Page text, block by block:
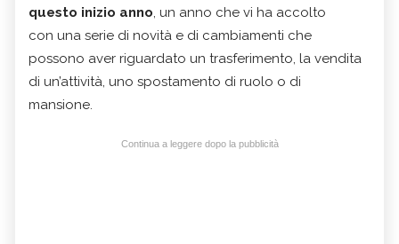
questo inizio anno, un anno che vi ha accolto
con una serie di novità e di cambiamenti che
possono aver riguardato un trasferimento, la vendita
di un’attività, uno spostamento di ruolo o di
mansione.
Continua a leggere dopo la pubblicità